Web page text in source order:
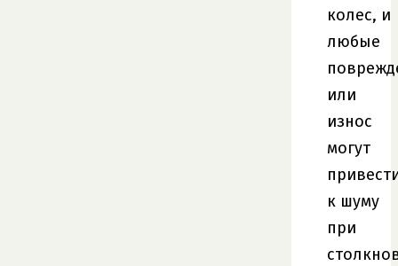
колес, и
любые
или
износ
могут
к шуму
при